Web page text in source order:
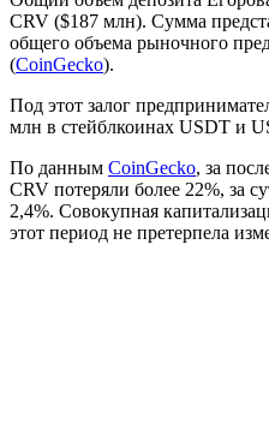
CRV ($187 млн). Сумма
общего объема рыночного
(CoinGecko).
Под этот залог
млн в стейблкоинах USDT и
По данным CoinGecko, за
CRV потеряли более 22%, за
2,4%. Совокупная
этот период не претерпела